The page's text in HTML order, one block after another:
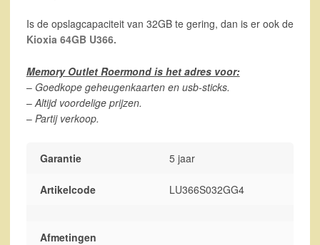
Is de opslagcapaciteit van 32GB te gering, dan is er ook de
Kioxia 64GB U366.
Memory Outlet Roermond is het adres voor:
– Goedkope geheugenkaarten en usb-sticks.
–Altijd voordelige prijzen.
– Partij verkoop.
Garantie 5 jaar
Artikelcode LU366S032GG4
Afmetingen